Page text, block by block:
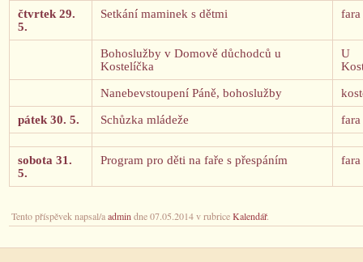
čtvrtek 29.
5.
Setkání maminek s dětmi fara
Bohoslužby v Domově důchodců u
Kostelíčka
U
Nanebevstoupení Páně, bohoslužby
pátek 30. 5. Schůzka mládeže fara
sobota 31.
5.
Program pro děti na faře s přespáním fara
Tento příspěvek napsal/aadmin dne 07.05.2014 v rubriceKalendář.